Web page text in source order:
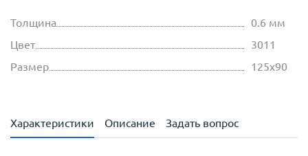
Толщина
0.6 мм
Цвет
3011
Размер
125х90
Характеристики Описание Задать вопрос